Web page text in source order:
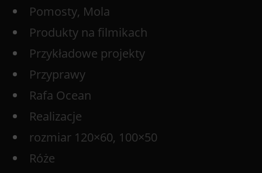
Pomosty, Mola
Produkty na filmikach
Przykładowe projekty
Przyprawy
Rafa Ocean
Realizacje
rozmiar 120×60, 100×50
Róże